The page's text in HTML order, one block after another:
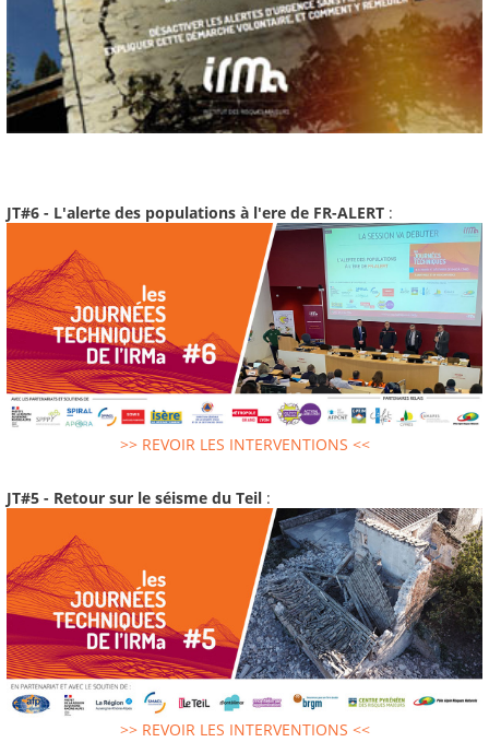
JT#6 - L'alerte des populations à l'ere de FR-ALERT :
>> REVOIR LES INTERVENTIONS <<
JT#5 - Retour sur le séisme du Teil :
>> REVOIR LES INTERVENTIONS <<